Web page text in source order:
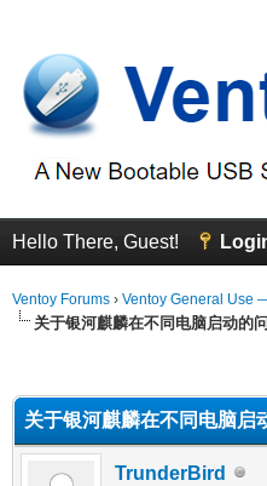
Hello There, Guest!
Ventoy Forums › Ventoy General Use
关于银河麒麟在不同电脑启动的
关于银河麒麟在不同电脑启
TrunderBird